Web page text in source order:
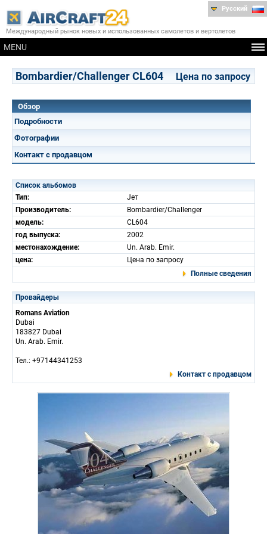
Международный рынок новых и использованных самолетов и вертолетов
MENU
Русский
Bombardier/Challenger CL604 Цена по запросу
Обзор
Подробности
Фотографии
Контакт с продавцом
Список альбомов
Тип:
Jет
Производитель:
Bombardier/Challenger
модель:
CL604
год выпуска:
2002
местонахождение:
Un. Arab. Emir.
цена:
Цена по запросу
Полные сведения
Провайдеры
Romans Aviation
Dubai
183827 Dubai
Un. Arab. Emir.
Тел.: +97144341253
Контакт с продавцом